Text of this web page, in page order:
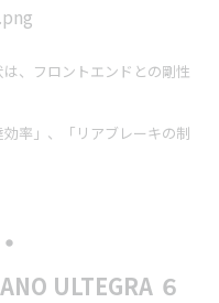
、フロントエンドとの剛性
効率」、「リアブレーキの制
ULTEGRA ６